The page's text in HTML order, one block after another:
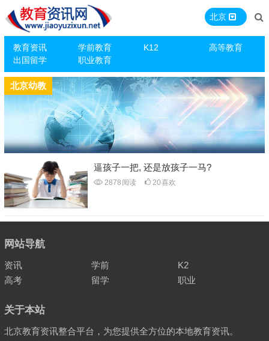
教育资讯 学前教育 K12
高等教育
出国留学
职业教育
北京
北京幼教
逼孩子一把, 还是放孩子一马?
2878 阅读 20喜欢
网站导航
资讯 学前
K2
高考
留学 职业
关于本站
北京教育资讯整合平台，为您提供全方位的本地教育资讯。